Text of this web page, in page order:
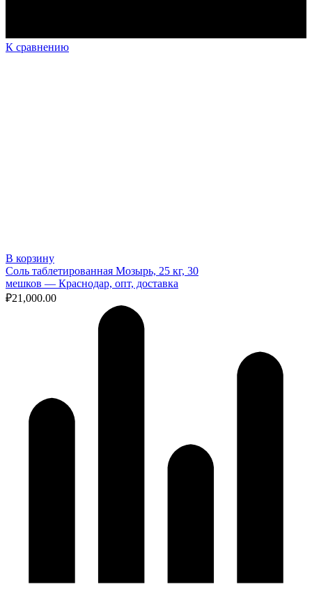
К сравнению
В корзину
Соль таблетированная Мозырь, 25 кг, 30
мешков — Краснодар, опт, доставка
₽21,000.00